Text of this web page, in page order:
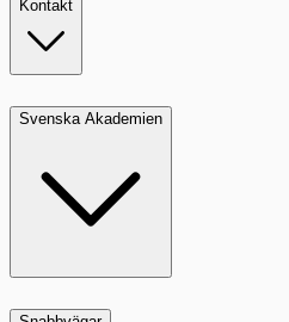
Kontakt
Svenska Akademien